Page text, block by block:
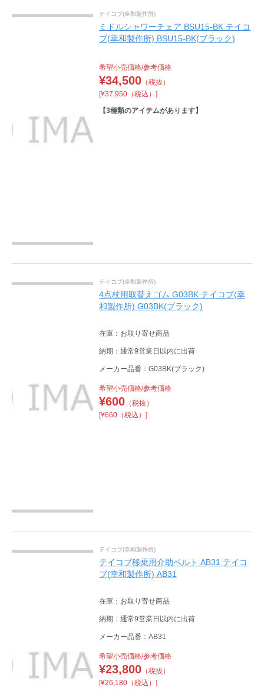
テイコブ(幸和製作所)
ミドルシャワーチェア BSU15-BK テイコ
ブ(幸和製作所) BSU15-BK(ブラック)
希望小売価格/参考価格
¥34,500（税抜）
[¥37,950（税込）]
【3種類のアイテムがあります】
テイコブ(幸和製作所)
4点杖用取替えゴム G03BK テイコブ(幸
和製作所) G03BK(ブラック)
在庫：お取り寄せ商品
納期：通常9営業日以内に出荷
メーカー品番：G03BK(ブラック)
希望小売価格/参考価格
¥600（税抜）
[¥660（税込）]
テイコブ(幸和製作所)
テイコブ移乗用介助ベルト AB31 テイコ
ブ(幸和製作所) AB31
在庫：お取り寄せ商品
納期：通常9営業日以内に出荷
メーカー品番：AB31
希望小売価格/参考価格
¥23,800（税抜）
[¥26,180（税込）]